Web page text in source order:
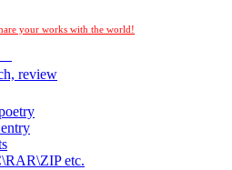
your works with the world!
review
etc.